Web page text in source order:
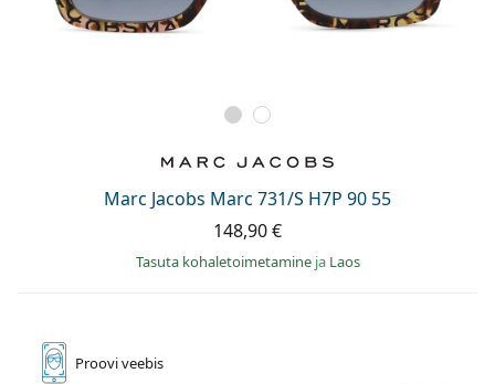
Marc Jacobs Marc 731/S H7P 90 55
148,90 €
Tasuta kohaletoimetamine ja Laos
Prooviveebis